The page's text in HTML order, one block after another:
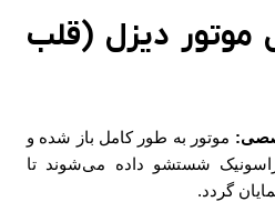
موتور دیزل (قلب
موتور به طور کامل باز شده و
شستشو داده می‌شوند تا
گردد.